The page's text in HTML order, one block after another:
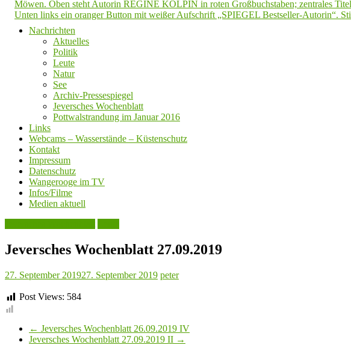
Nachrichten
Aktuelles
Politik
Leute
Natur
See
Archiv-Pressespiegel
Jeversches Wochenblatt
Pottwalstrandung im Januar 2016
Links
Webcams – Wasserstände – Küstenschutz
Kontakt
Impressum
Datenschutz
Wangerooge im TV
Infos/Filme
Medien aktuell
Jeversches Wochenblatt 27.09.2019
27. September 201927. September 2019 peter
Post Views: 584
← Jeversches Wochenblatt 26.09.2019 IV
Jeversches Wochenblatt 27.09.2019 II →